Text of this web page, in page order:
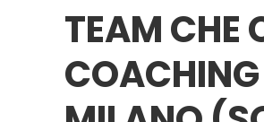
TEAM CHE